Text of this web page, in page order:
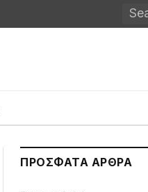
ΠΡΌΣΦΑΤΑ ΆΡΘΡΑ